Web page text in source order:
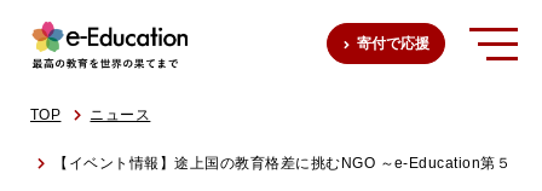
寄付で応援
TOP ニュース
【イベント情報】途上国の教育格差に挑むNGO ～e-Education第５